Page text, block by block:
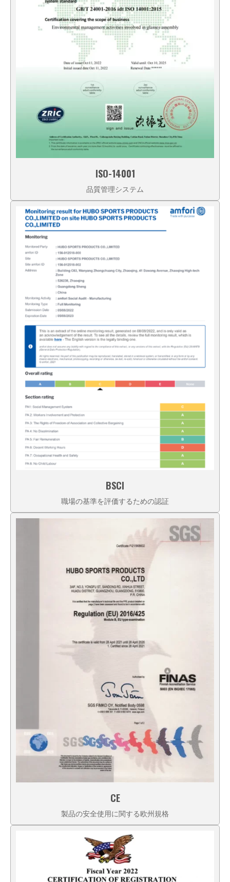
ISO-14001
品質管理システム
BSCI
職場の基準を評価するための認証
CE
製品の安全使用に関する欧州規格